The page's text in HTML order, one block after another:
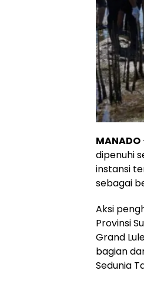
MANADO
dipenuhi
instansi
sebagai
Aksi
Provinsi
Grand
bagian
Sedunia